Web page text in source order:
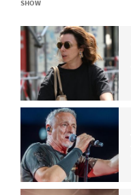
SHOW